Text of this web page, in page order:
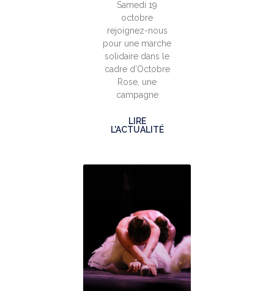
Samedi 19
octobre
rejoignez-nous
pour une marche
solidaire dans le
cadre d’Octobre
Rose, une
campagne
LIRE
L'ACTUALITÉ